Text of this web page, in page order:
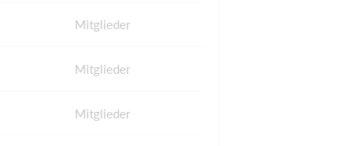
Mitglieder
Mitglieder
Mitglieder